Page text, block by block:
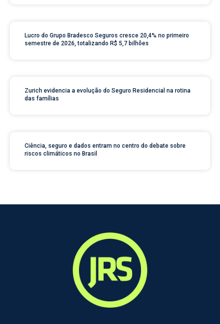
Lucro do Grupo Bradesco Seguros cresce 20,4% no primeiro
semestre de 2026, totalizando R$ 5,7 bilhões
Zurich evidencia a evolução do Seguro Residencial na rotina
das famílias
Ciência, seguro e dados entram no centro do debate sobre
riscos climáticos no Brasil